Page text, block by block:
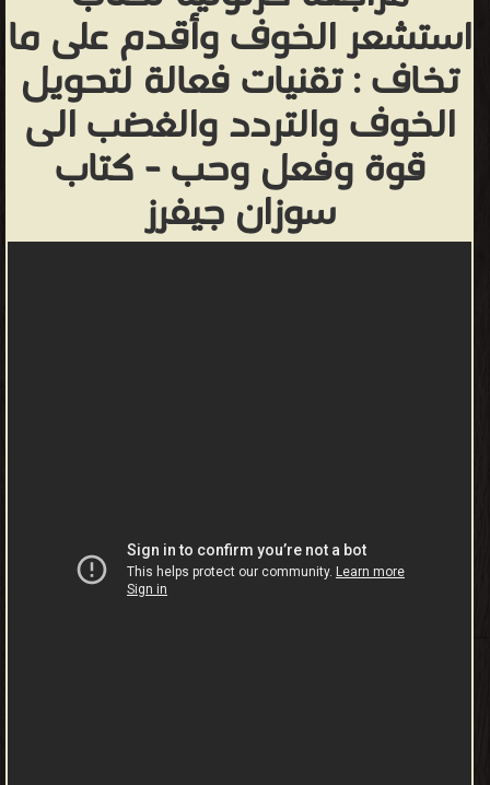
استشعر الخوف وأقدم على ما
تخاف : تقنيات فعالة لتحويل
الخوف والتردد والغضب الى
قوة وفعل وحب - كتاب
سوزان جيفرز